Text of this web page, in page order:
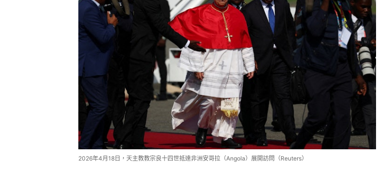
2026年4月18日，天主教教宗良十四世抵達非洲安哥拉（Angola）展開訪問（Reuters）